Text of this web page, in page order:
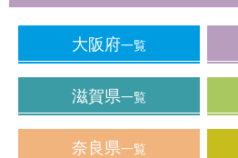
大阪府一覧
滋賀県一覧
奈良県一覧